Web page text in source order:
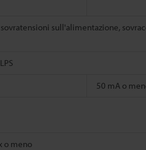
sull'alimentazione,
50 mA o
o meno